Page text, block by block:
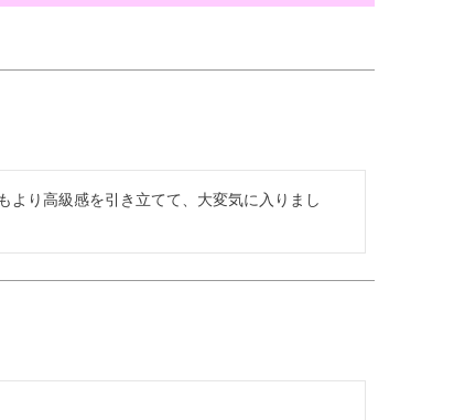
より高級感を引き立てて、大変気に入りまし